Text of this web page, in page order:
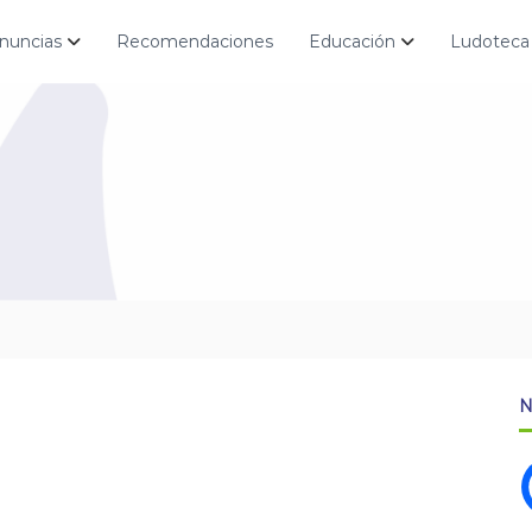
Recomendaciones Educación Ludoteca